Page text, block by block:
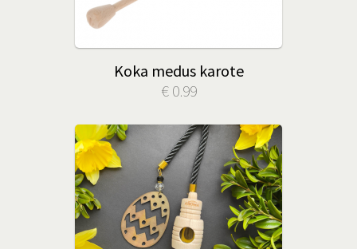
Koka medus karote
€ 0.99